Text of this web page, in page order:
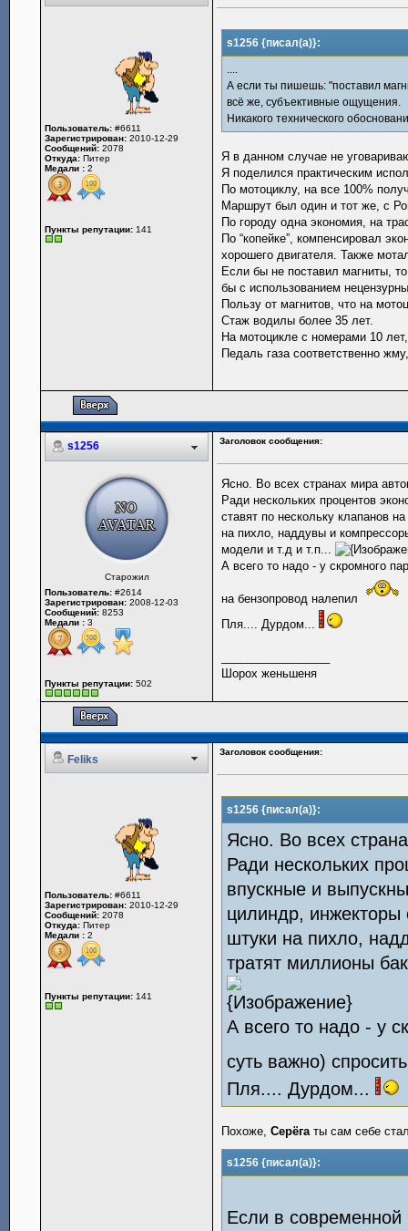
Пользователь: #6611
Зарегистрирован: 2010-12-29
Сообщений: 2078
Откуда: Питер
Медали : 2
Пункты репутации: 141
s1256 {писал(а)}:
А если ты пишешь: "поставил
всё же, субъективные ощущения.
Никакого технического
Я в данном случае не
Я поделился практическим
По мотоциклу, на все 100%
Маршрут был один и тот же, с
По городу одна экономия, на
По “копейке”, компенсировал
хорошего двигателя. Также
Если бы не поставил магниты,
бы с использованием
Пользу от магнитов, что на
Стаж водилы более 35 лет.
На мотоцикле с номерами 10
Педаль газа соответственно
s1256 Заголовок сообщения:
Старожил
Пользователь: #2614
Зарегистрирован: 2008-12-03
Сообщений: 8253
Медали : 3
Пункты репутации: 502
Ясно. Во всех странах мира
Ради нескольких процентов
ставят по нескольку клапанов
на пихло, наддувы и
модели и т.д и т.п...
А всего то надо - у скромного
на бензопровод налепил
Пля.... Дурдом...
Шорох женьшеня
Feliks
Заголовок сообщения:
Пользователь: #6611
Зарегистрирован: 2010-12-29
Сообщений: 2078
Откуда: Питер
Медали : 2
Пункты репутации: 141
s1256 {писал(а)}:
Ясно. Во всех
Ради нескольких
впускные и
цилиндр,
штуки на пихло,
тратят миллионы
А всего то надо - у
суть важно)
Пля.... Дурдом...
Похоже,Серёгаты сам себе
s1256 {писал(а)}:
Если в современной